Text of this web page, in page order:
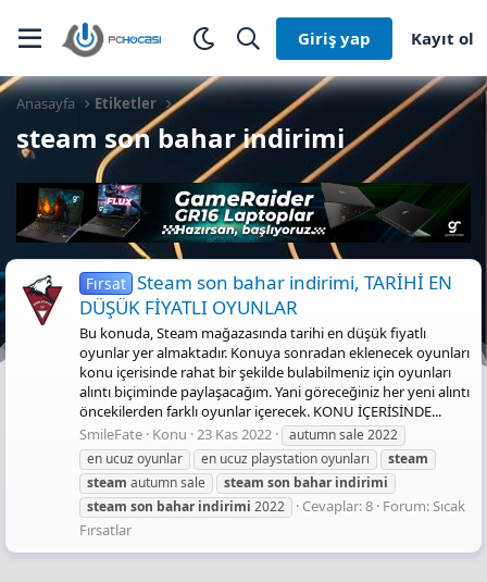
Giriş yap Kayıt ol
Anasayfa Etiketler
steam son bahar indirimi
Fırsat Steam son bahar indirimi, TARİHİ EN
DÜŞÜK FİYATLI OYUNLAR
Bu konuda, Steam mağazasında tarihi en düşük fiyatlı
oyunlar yer almaktadır. Konuya sonradan eklenecek oyunları
konu içerisinde rahat bir şekilde bulabilmeniz için oyunları
alıntı biçiminde paylaşacağım. Yani göreceğiniz her yeni alıntı
öncekilerden farklı oyunlar içerecek. KONU İÇERİSİNDE...
SmileFate Konu 23 Kas 2022
autumn sale 2022
en ucuz oyunlar
en ucuz playstation oyunları
steam
steam autumn sale steam son bahar indirimi
steam son bahar indirimi 2022 Cevaplar: 8 Forum:Sıcak
Fırsatlar